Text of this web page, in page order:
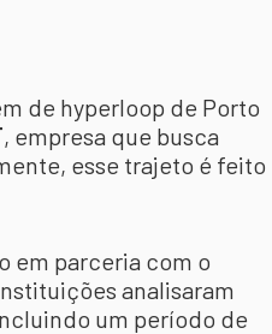
de hyperloop de Porto
, empresa que busca
esse trajeto é feito
em parceria com o
analisaram
um período de